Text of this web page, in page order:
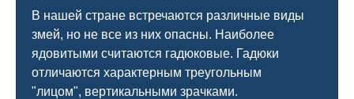
В нашей стране встречаются различные виды
змей, но не все из них опасны. Наиболее
ядовитыми считаются гадюковые. Гадюки
отличаются характерным треугольным
"лицом", вертикальными зрачками.